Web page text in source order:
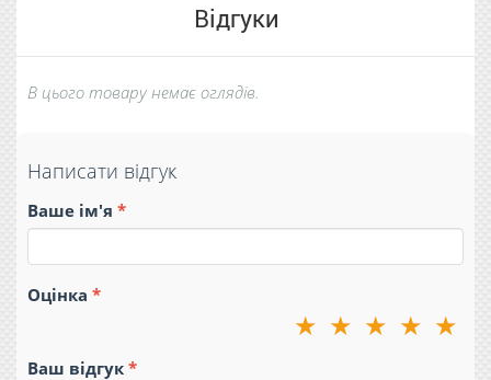
Відгуки
В цього товару немає оглядів.
Написати відгук
Ваше ім'я
Оцінка
★
★
★
★
★
Ваш відгук